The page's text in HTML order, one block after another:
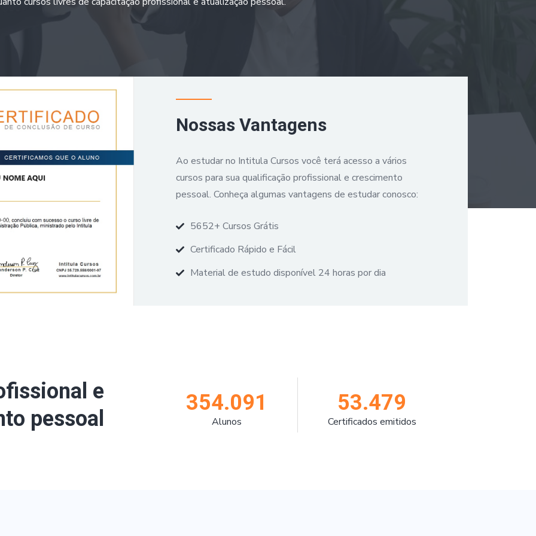
Nossas Vantagens
Ao estudar no Intitula Cursos você terá acesso a vários
cursos para sua qualificação profissional e crescimento
pessoal. Conheça algumas vantagens de estudar conosco:
5652+ Cursos Grátis
Certificado Rápido e Fácil
Material de estudo disponível 24 horas por dia
e
pessoal
354.091
Alunos
53.479
Certificados emitidos